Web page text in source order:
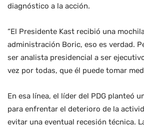
diagnóstico a la acción.
“El Presidente Kast recibió una
administración Boric, eso es verdad.
ser analista presidencial a ser
vez por todas, que él puede tomar
En esa línea, el líder del PDG planteó
para enfrentar el deterioro de la
evitar una eventual recesión técnica.